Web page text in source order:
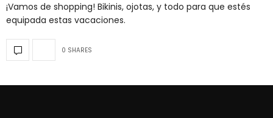
¡Vamos de shopping! Bikinis, ojotas, y todo para que estés
equipada estas vacaciones.
0 SHARES